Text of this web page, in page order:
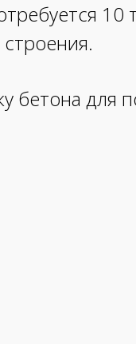
бетона для